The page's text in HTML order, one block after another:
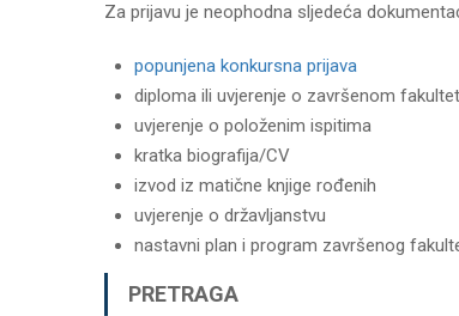
Za prijavu je neophodna sljedeća
popunjena konkursna prijava
diploma ili uvjerenje o završenom
uvjerenje o položenim ispitima
kratka biografija/CV
izvod iz matične knjige rođenih
uvjerenje o državljanstvu
nastavni plan i program završenog
PRETRAGA